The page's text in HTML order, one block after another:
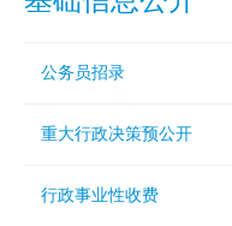
公务员招录
重大行政决策预公开
行政事业性收费